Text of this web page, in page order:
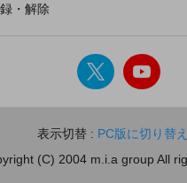
・解除
表示切替 : PC版に切り替
(C) 2004 m.i.a group All